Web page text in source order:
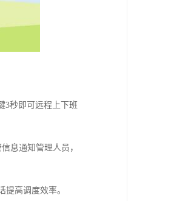
3秒即可远程上下班
息通知管理人员，
高调度效率。